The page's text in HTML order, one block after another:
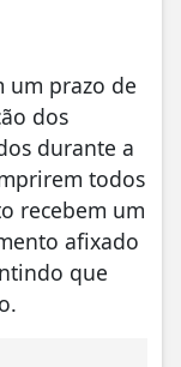
um prazo de
dos
durante a
todos
recebem um
afixado
que